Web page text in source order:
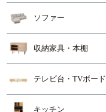
ソファー
収納家具・本棚
テレビ台・TVボード
キッチン